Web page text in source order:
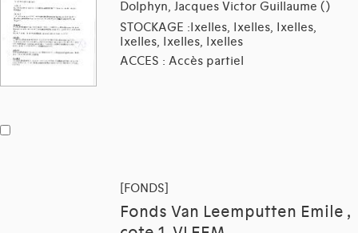
Dolphyn, Jacques Victor Guillaume ()
STOCKAGE :Ixelles, Ixelles, Ixelles,
Ixelles, Ixelles, Ixelles
ACCES : Accès partiel
[FONDS]
Fonds Van Leemputten Emile ,